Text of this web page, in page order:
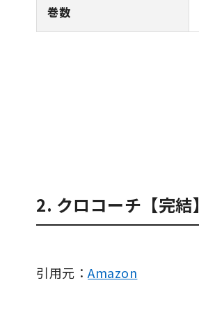
巻数
2. クロコーチ【完結】
引用元：Amazon